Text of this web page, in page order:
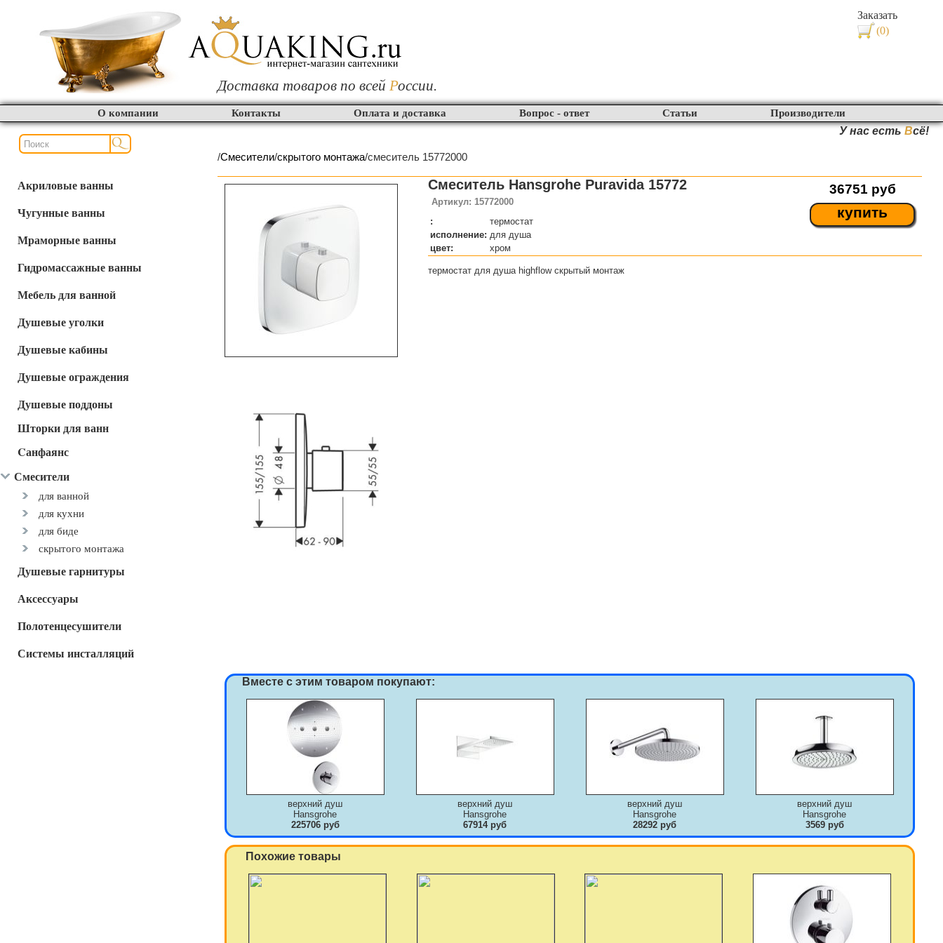
Заказать
(0)
Доставка товаров по всей России.
О компании Контакты Оплата и доставка Вопрос - ответ Статьи Производители
У нас есть Всё!
Акриловые ванны
Чугунные ванны
Мраморные ванны
Гидромассажные ванны
Мебель для ванной
Душевые уголки
Душевые кабины
Душевые ограждения
Душевые поддоны
Шторки для ванн
Cанфаянс
Смесители
для ванной
для кухни
для биде
скрытого монтажа
Душевые гарнитуры
Аксессуары
Полотенцесушители
Системы инсталляций
/Смесители/скрытого монтажа/смеситель 15772000
36751 руб
купить
Смеситель Hansgrohe Puravida 15772
Артикул: 15772000
:
термостат
исполнение: для душа
цвет:
хром
термостат для душа highflow скрытый монтаж
Вместе с этим товаром покупают:
верхний душ
Hansgrohe
225706 руб
верхний душ
Hansgrohe
67914 руб
верхний душ
Hansgrohe
28292 руб
верхний душ
Hansgrohe
3569 руб
Похожие товары